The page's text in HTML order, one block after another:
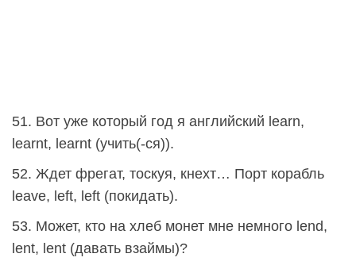
51. Вот уже который год я английский learn,
learnt, learnt (учить(-ся)).
52. Ждет фрегат, тоскуя, кнехт… Порт корабль
leave, left, left (покидать).
53. Может, кто на хлеб монет мне немного lend,
lent, lent (давать взаймы)?